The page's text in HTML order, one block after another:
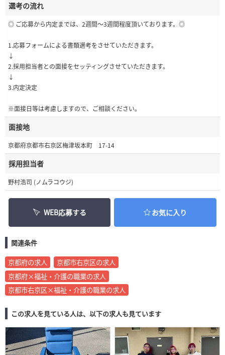
選考の流れ
◎ ご応募から内定までは、2週間～3週間程度頂いております。◎
1.応募フォームによる書類選考をさせていただきます。
↓
2.採用担当者との面接をセッティングさせていただきます。
↓
3.内定決定
※面接日等は考慮しますので、ご相談ください。
面接地
京都府京都市右京区梅津坂本町 17-14
採用担当者
野村浩司 (ノムラコウジ)
WEB応募する お気に入り
関連条件
京都府の求人
京都市右京区の求人
京都府×福祉・介護の職業の求人
京都市右京区×福祉・介護の職業の求人
この求人を見ている人は、以下の求人も見ています